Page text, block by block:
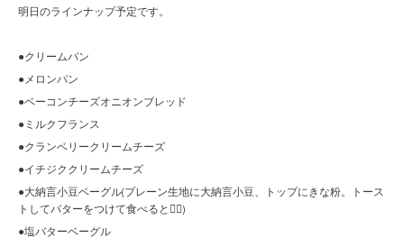
明日のラインナップ予定です。
●クリームパン
●メロンパン
●ベーコンチーズオニオンブレッド
●ミルクフランス
●クランベリークリームチーズ
●イチジククリームチーズ
●大納言小豆ベーグル(プレーン生地に大納言小豆、トップにきな粉。トース
トしてバターをつけて食べると🙆‍♀️)
●塩バターベーグル